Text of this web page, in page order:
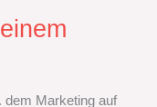
dem Marketing auf